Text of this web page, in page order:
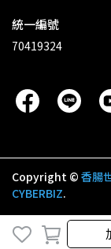
統一編號
70419324
Copyright © 香腸
CYBERBIZ.